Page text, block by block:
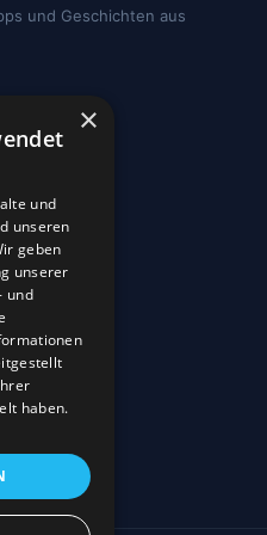
und Geschichten aus
×
und
unseren
geben
unserer
und
haben.